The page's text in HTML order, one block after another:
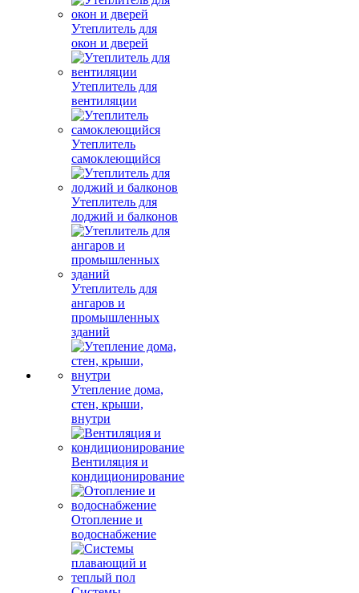
Утеплитель для
окон и дверей
Утеплитель для
вентиляции
Утеплитель
самоклеющийся
Утеплитель для
лоджий и балконов
Утеплитель для
ангаров и
промышленных
зданий
Утепление дома,
стен, крыши,
внутри
Вентиляция и
кондиционирование
Отопление и
водоснабжение